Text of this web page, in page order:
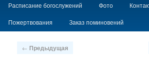
основному
содержимому
Расписание богослужений Фото
Пожертвования Заказ поминовений
Навигация
← Предыдущая